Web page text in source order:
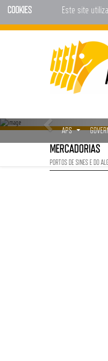
COOKIES Este site
APS
MERCADORIAS
PORTOS DE SINES E DO